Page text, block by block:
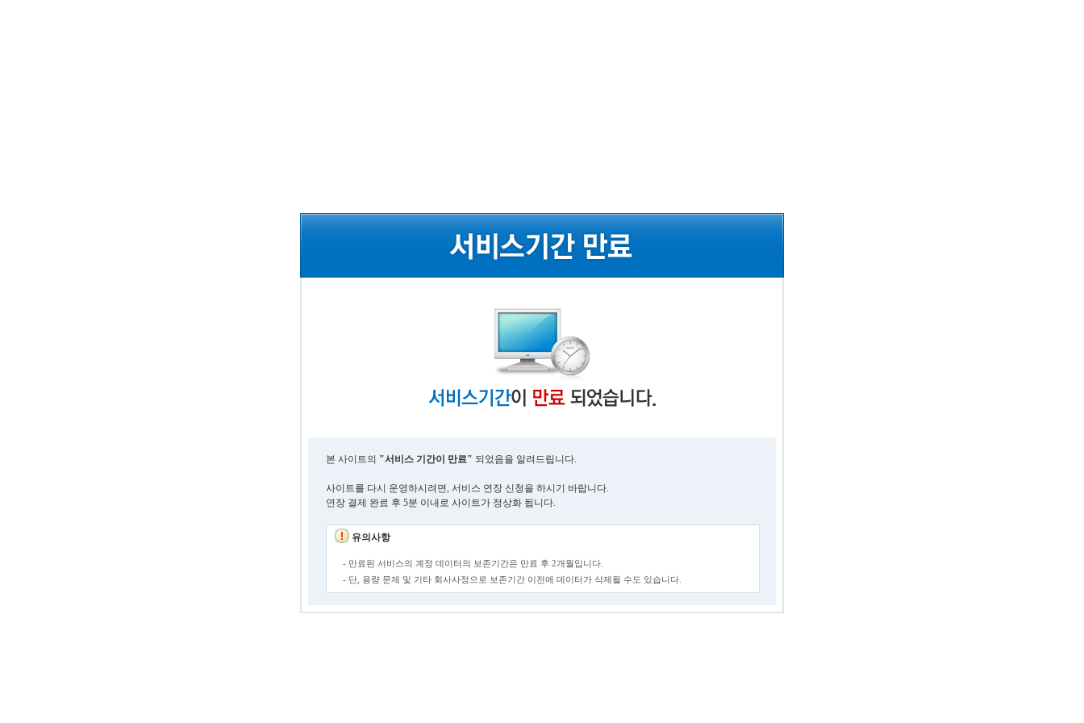
본 사이트의 "서비스 기간이 만료" 되었음을 알려드립니다.
사이트를 다시 운영하시려면, 서비스 연장 신청을 하시기 바랍니다.
연장 결제 완료 후 5분 이내로 사이트가 정상화 됩니다.
유의사항
- 만료된 서비스의 계정 데이터의 보존기간은 만료 후 2개월입니다.
- 단, 용량 문제 및 기타 회사사정으로 보존기간 이전에 데이터가 삭제될 수도 있습니다.